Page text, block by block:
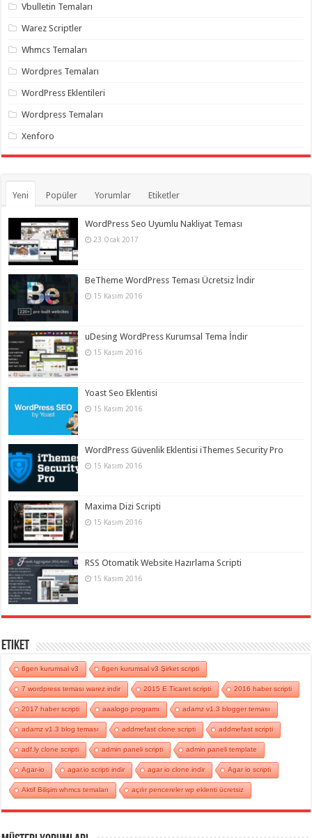
Vbulletin Temaları
Warez Scriptler
Whmcs Temaları
Wordpres Temaları
WordPress Eklentileri
Wordpress Temaları
Xenforo
Yeni Popüler Yorumlar Etiketler
WordPress Seo Uyumlu Nakliyat Teması
23 Ocak 2017
BeTheme WordPress Teması Ücretsiz İndir
15 Kasım 2016
uDesing WordPress Kurumsal Tema İndir
15 Kasım 2016
Yoast Seo Eklentisi
15 Kasım 2016
WordPress Güvenlik Eklentisi iThemes Security Pro
15 Kasım 2016
Maxima Dizi Scripti
15 Kasım 2016
RSS Otomatik Website Hazırlama Scripti
15 Kasım 2016
Etiket
6gen kurumsal v3 6gen kurumsal v3 Şirket scripti
7 wordpress teması warez indir 2015 E Ticaret scripti 2016 haber scripti
2017 haber scripti aaalogo programı adamz v1.3 blogger teması
adamz v1.3 blog teması addmefast clone scripti addmefast scripti
adf.ly clone scripti admin paneli scripti admin paneli template
Agar-io agar.io scripti indir agar io clone indir Agar io scripti
Aktif Bilişim whmcs temaları açılır pencereler wp eklenti ücretsiz